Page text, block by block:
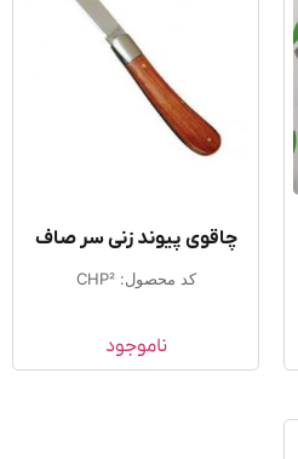
چاقوی پیوند زنی سر صاف
کد محصول: CHP2
ناموجود